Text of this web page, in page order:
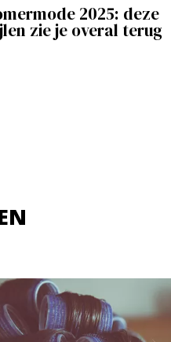
2025: deze
zie je overal terug